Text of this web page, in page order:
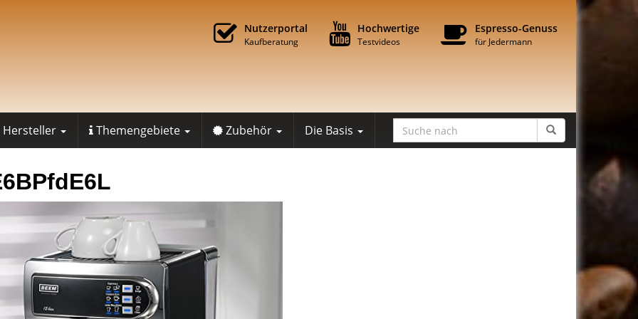
Nutzerportal
Kaufberatung
Hochwertige
Testvideos
Espresso-Genuss
für Jedermann
Hersteller Themengebiete Zubehör Die Basis